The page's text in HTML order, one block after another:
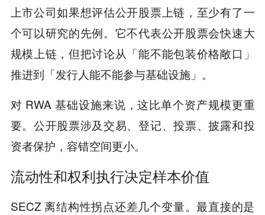
上市公司如果想评估公开股票上链，至少有了一
个可以研究的先例。它不代表公开股票会快速大
规模上链，但把讨论从「能不能包装价格敞口」
推进到「发行人能不能参与基础设施」。
对 RWA 基础设施来说，这比单个资产规模更重
要。公开股票涉及交易、登记、投票、披露和投
资者保护，容错空间更小。
流动性和权利执行决定样本价值
SECZ 离结构性拐点还差几个变量。最直接的是